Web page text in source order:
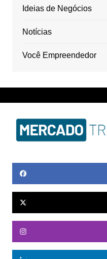
Ideias de Negócios
Notícias
Você Empreendedor